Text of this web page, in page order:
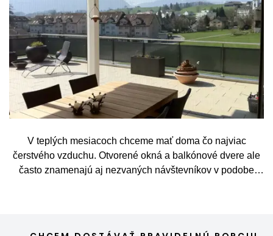
V teplých mesiacoch chceme mať doma čo najviac
čerstvého vzduchu. Otvorené okná a balkónové dvere ale
často znamenajú aj nezvaných návštevníkov v podobe
leto naplno. Kvalitná sieťka na hmyz zároveň nijako neruší